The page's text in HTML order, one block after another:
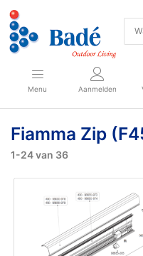
Menu Aanmelden
Fiamma Zip
1-24van 36